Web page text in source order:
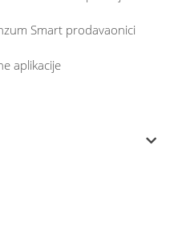
Smart prodavaonici
aplikacije